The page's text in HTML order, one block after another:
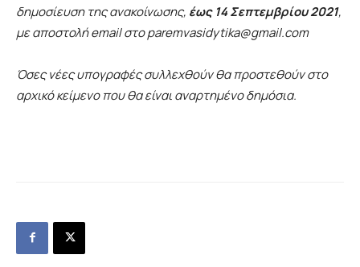
δημοσίευση της ανακοίνωσης, έως 14 Σεπτεμβρίου 2021,
με αποστολήemailστοparemvasidytika@gmail.com
Όσες νέες υπογραφές συλλεχθούν θα προστεθούν στο
αρχικό κείμενο που θα είναι αναρτημένο δημόσια.